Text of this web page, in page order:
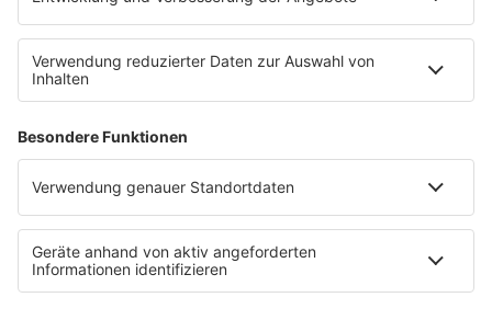
Service
FAQs
Kontakt
Datenschutz
Datenschutz Facebook & Instagram-Fanpage
Datenschutzeinstellungen
Allgemeine Teilnahmebedingungen
Werbung schalten
80s80s.de